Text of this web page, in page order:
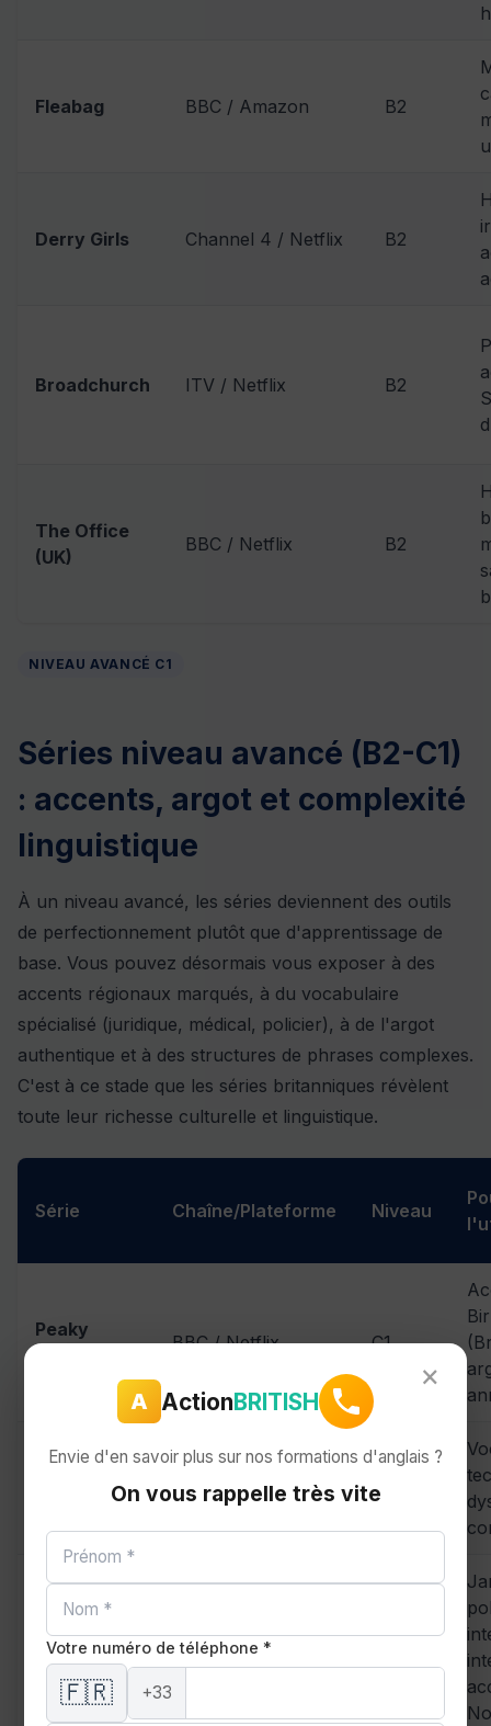
Fleabag BBC / Amazon B2
Derry Girls Channel 4 / Netflix B2
Broadchurch ITV / Netflix B2
The Office
(UK)
BBC / Netflix B2
NIVEAU AVANCÉ C1
Séries niveau avancé (B2-C1)
: accents, argot et complexité
linguistique
À un niveau avancé, les séries deviennent des outils
de perfectionnement plutôt que d'apprentissage de
base. Vous pouvez désormais vous exposer à des
accents régionaux marqués, à du vocabulaire
spécialisé (juridique, médical, policier), à de l'argot
authentique et à des structures de phrases complexes.
C'est à ce stade que les séries britanniques révèlent
toute leur richesse culturelle et linguistique.
Série Chaîne/Plateforme Niveau
Peaky
BBC / Netflix C1
Netflix B2-C1
Line of
Duty
BBC / Netflix
×
A ActionBRITISH
Envie d'en savoir plus sur nos formations d'anglais ?
On vous rappelle très vite
Votre numéro de téléphone *
🇫🇷 +33